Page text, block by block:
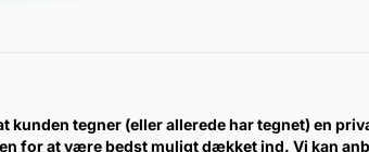
kunden tegner (eller allerede har tegnet) en
for at være bedst muligt dækket ind. Vi kan